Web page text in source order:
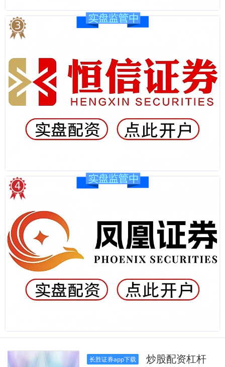
长胜证券app下载
炒股配资杠杆